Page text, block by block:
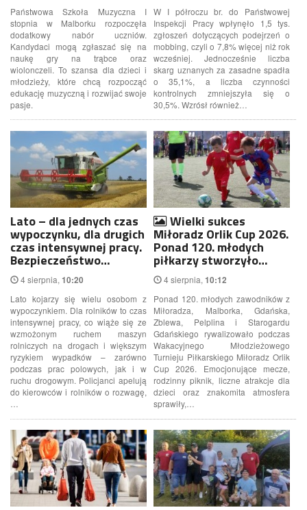
Państwowa Szkoła Muzyczna I
stopnia w Malborku rozpoczęła
dodatkowy nabór uczniów.
Kandydaci mogą zgłaszać się na
naukę gry na trąbce oraz
wiolonczeli. To szansa dla dzieci i
młodzieży, które chcą rozpocząć
edukację muzyczną i rozwijać swoje
pasje.
W I półroczu br. do Państwowej
Inspekcji Pracy wpłynęło 1,5 tys.
zgłoszeń dotyczących podejrzeń o
mobbing, czyli o 7,8% więcej niż rok
wcześniej. Jednocześnie liczba
skarg uznanych za zasadne spadła
o 35,1%, a liczba czynności
kontrolnych zmniejszyła się o
30,5%. Wzrósł również…
Lato – dla jednych czas
wypoczynku, dla drugich
czas intensywnej pracy.
Bezpieczeństwo…
4 sierpnia, 10:20
Lato kojarzy się wielu osobom z
wypoczynkiem. Dla rolników to czas
intensywnej pracy, co wiąże się ze
wzmożonym ruchem maszyn
rolniczych na drogach i większym
ryzykiem wypadków – zarówno
podczas prac polowych, jak i w
ruchu drogowym. Policjanci apelują
do kierowców i rolników o rozwagę,
…
Wielki sukces
Miłoradz Orlik Cup 2026.
Ponad 120. młodych
piłkarzy stworzyło…
4 sierpnia, 10:12
Ponad 120. młodych zawodników z
Miłoradza, Malborka, Gdańska,
Zblewa, Pelplina i Starogardu
Gdańskiego rywalizowało podczas
Wakacyjnego Młodzieżowego
Turnieju Piłkarskiego Miłoradz Orlik
Cup 2026. Emocjonujące mecze,
rodzinny piknik, liczne atrakcje dla
dzieci oraz znakomita atmosfera
sprawiły,…